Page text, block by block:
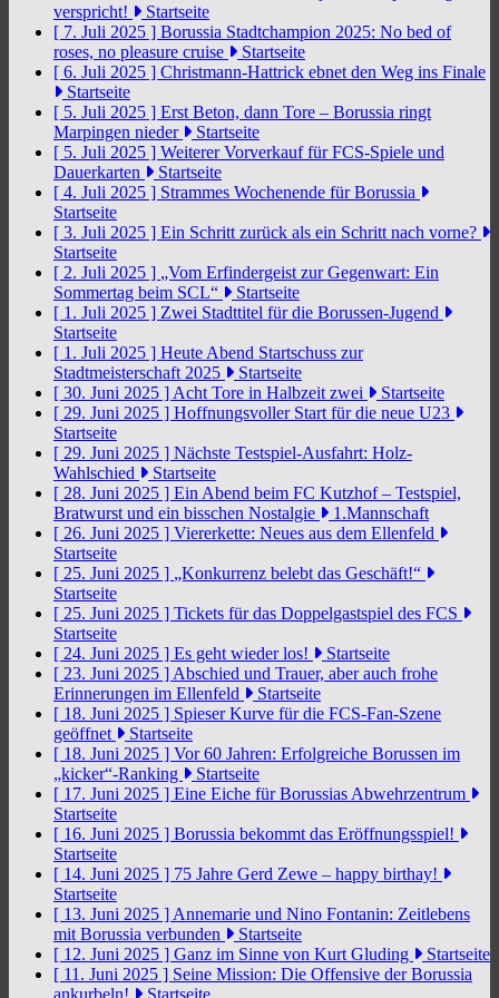
verspricht!
Startseite
[ 7. Juli 2025 ] Borussia Stadtchampion 2025: No bed of
roses, no pleasure cruise
Startseite
[ 6. Juli 2025 ] Christmann-Hattrick ebnet den Weg ins Finale
Startseite
[ 5. Juli 2025 ] Erst Beton, dann Tore – Borussia ringt
Marpingen nieder
Startseite
[ 5. Juli 2025 ] Weiterer Vorverkauf für FCS-Spiele und
Dauerkarten
Startseite
[ 4. Juli 2025 ] Strammes Wochenende für Borussia
Startseite
[ 3. Juli 2025 ] Ein Schritt zurück als ein Schritt nach vorne?
Startseite
[ 2. Juli 2025 ] „Vom Erfindergeist zur Gegenwart: Ein
Sommertag beim SCL“
Startseite
[ 1. Juli 2025 ] Zwei Stadttitel für die Borussen-Jugend
Startseite
[ 1. Juli 2025 ] Heute Abend Startschuss zur
Stadtmeisterschaft 2025
Startseite
[ 30. Juni 2025 ] Acht Tore in Halbzeit zwei
Startseite
[ 29. Juni 2025 ] Hoffnungsvoller Start für die neue U23
Startseite
[ 29. Juni 2025 ] Nächste Testspiel-Ausfahrt: Holz-
Wahlschied
Startseite
[ 28. Juni 2025 ] Ein Abend beim FC Kutzhof – Testspiel,
Bratwurst und ein bisschen Nostalgie
1.Mannschaft
[ 26. Juni 2025 ] Viererkette: Neues aus dem Ellenfeld
Startseite
[ 25. Juni 2025 ] „Konkurrenz belebt das Geschäft!“
Startseite
[ 25. Juni 2025 ] Tickets für das Doppelgastspiel des FCS
Startseite
[ 24. Juni 2025 ] Es geht wieder los!
Startseite
[ 23. Juni 2025 ] Abschied und Trauer, aber auch frohe
Erinnerungen im Ellenfeld
Startseite
[ 18. Juni 2025 ] Spieser Kurve für die FCS-Fan-Szene
geöffnet
Startseite
[ 18. Juni 2025 ] Vor 60 Jahren: Erfolgreiche Borussen im
„kicker“-Ranking
Startseite
[ 17. Juni 2025 ] Eine Eiche für Borussias Abwehrzentrum
Startseite
[ 16. Juni 2025 ] Borussia bekommt das Eröffnungsspiel!
Startseite
[ 14. Juni 2025 ] 75 Jahre Gerd Zewe – happy birthay!
Startseite
[ 13. Juni 2025 ] Annemarie und Nino Fontanin: Zeitlebens
mit Borussia verbunden
Startseite
[ 12. Juni 2025 ] Ganz im Sinne von Kurt Gluding
Startseite
[ 11. Juni 2025 ] Seine Mission: Die Offensive der Borussia
ankurbeln!
Startseite